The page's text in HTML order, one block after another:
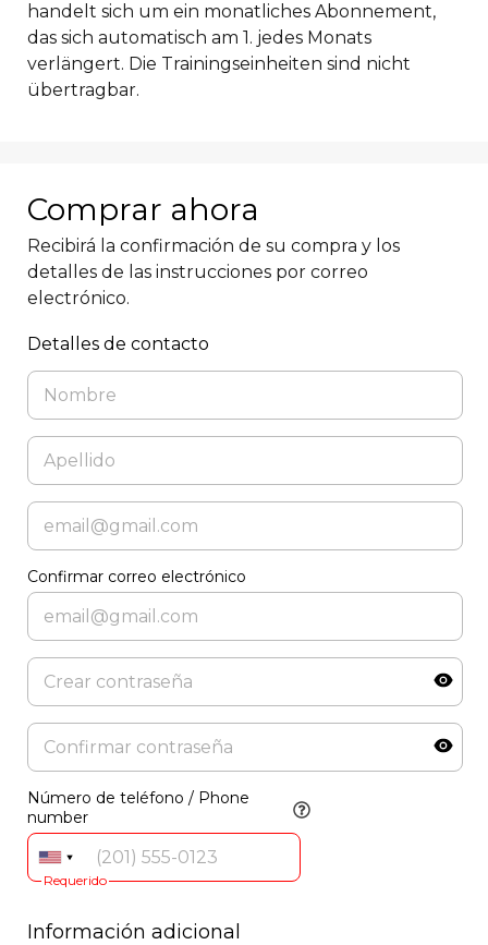
handelt sich um ein monatliches Abonnement,
das sich automatisch am 1. jedes Monats
verlängert. Die Trainingseinheiten sind nicht
übertragbar.
Comprar ahora
Recibirá la confirmación de su compra y los
detalles de las instrucciones por correo
electrónico.
Detalles de contacto
Confirmar correo electrónico
Número de teléfono / Phone
number
Requerido
Información adicional